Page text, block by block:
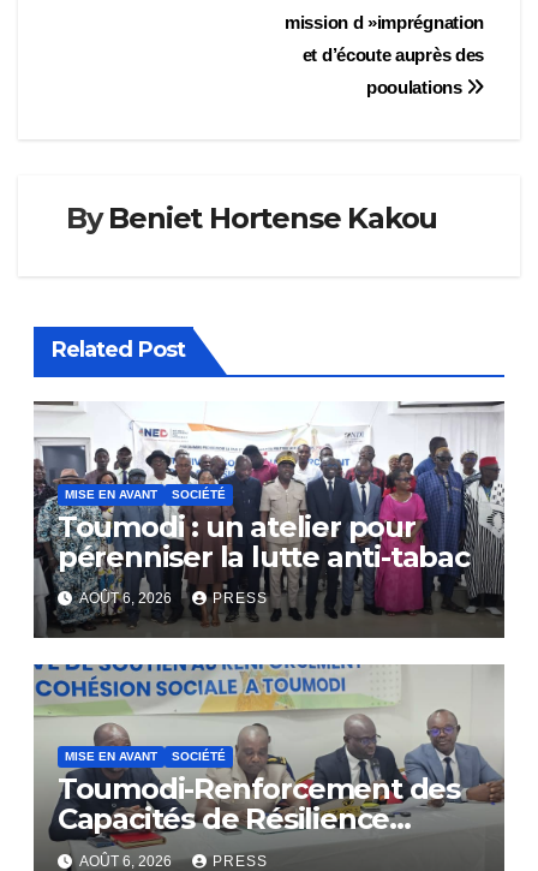
mission d »imprégnation
et d’écoute auprès des
pooulations
ByBeniet Hortense Kakou
Related Post
MISE EN AVANT SOCIÉTÉ
Toumodi : un atelier pour
pérenniser la lutte anti-tabac
AOÛT 6, 2026 PRESS
MISE EN AVANT SOCIÉTÉ
Toumodi-Renforcement des
Capacités de Résilience
Communautaire
AOÛT 6, 2026 PRESS